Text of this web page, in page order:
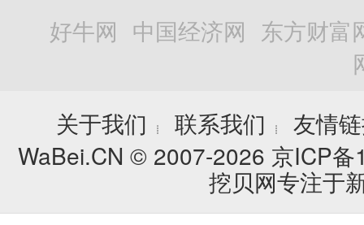
好牛网 中国经济网 东方财富
关于我们
┊ 联系我们 ┊
友情
WaBei.CN © 2007-2026 京ICP
挖贝网专注于